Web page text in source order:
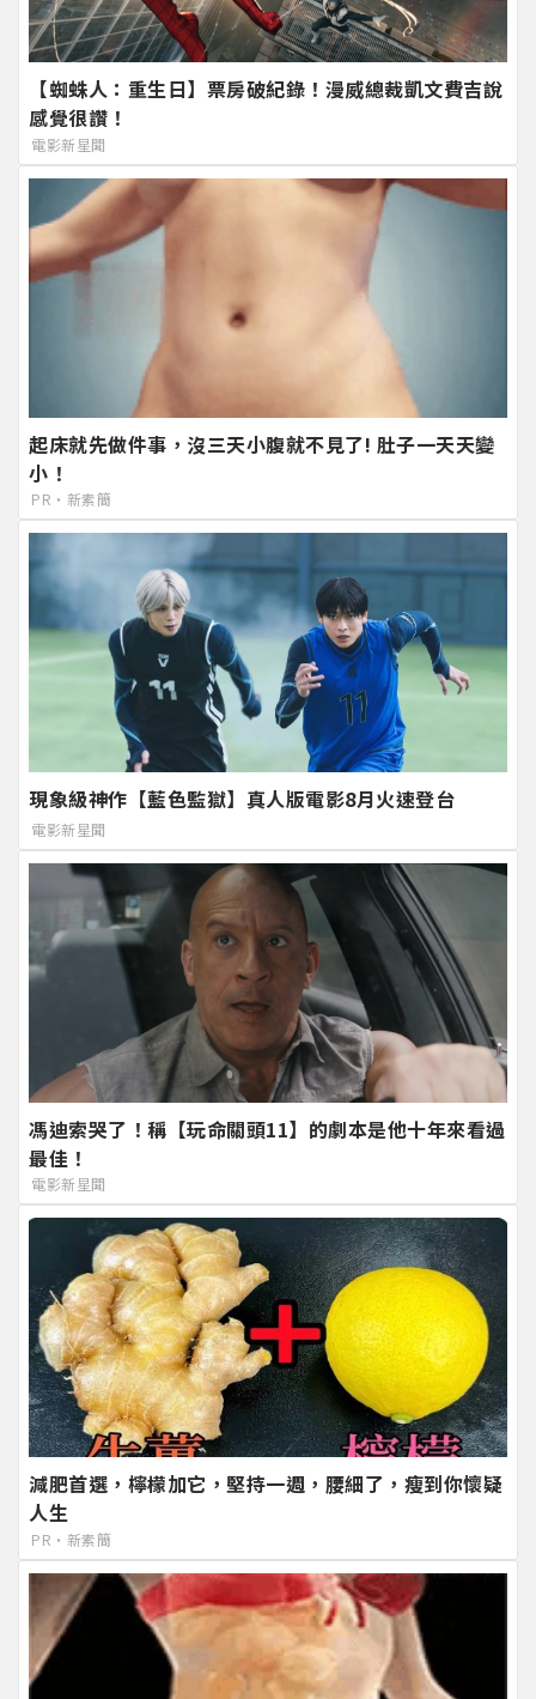
【蜘蛛人：重生日】票房破紀錄！漫威總裁凱文費吉說
感覺很讚！
電影新星聞
起床就先做件事，沒三天小腹就不見了! 肚子一天天變
小！
PR・新素簡
現象級神作【藍色監獄】真人版電影8月火速登台
電影新星聞
馮迪索哭了！稱【玩命關頭11】的劇本是他十年來看過
最佳！
電影新星聞
減肥首選，檸檬加它，堅持一週，腰細了，瘦到你懷疑
人生
PR・新素簡